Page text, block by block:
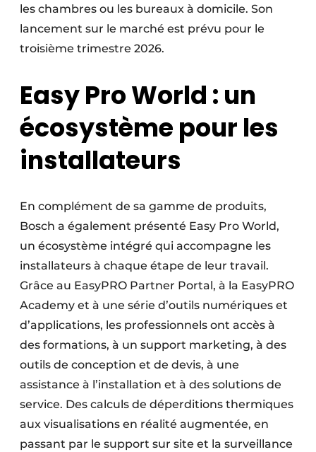
les chambres ou les bureaux à domicile. Son
lancement sur le marché est prévu pour le
troisième trimestre 2026.
Easy Pro World : un
écosystème pour les
installateurs
En complément de sa gamme de produits,
Bosch a également présenté Easy Pro World,
un écosystème intégré qui accompagne les
installateurs à chaque étape de leur travail.
Grâce au EasyPRO Partner Portal, à la EasyPRO
Academy et à une série d’outils numériques et
d’applications, les professionnels ont accès à
des formations, à un support marketing, à des
outils de conception et de devis, à une
assistance à l’installation et à des solutions de
service. Des calculs de déperditions thermiques
aux visualisations en réalité augmentée, en
passant par le support sur site et la surveillance